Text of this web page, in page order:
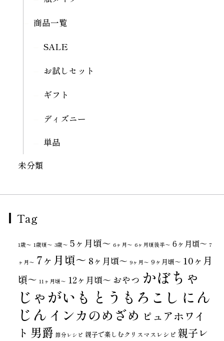
商品一覧
SALE
お試しセット
ギフト
ディズニー
単品
未分類
Tag
1歳〜 1歳頃～ 3歳〜 5ヶ月頃～ 6ヶ月〜 6ヶ月頃後半～ 6ヶ月頃～ 7
ヶ月〜 7ヶ月頃～ 8ヶ月頃～ 9ヶ月〜 9ヶ月頃～ 10ヶ月
頃～ 11ヶ月頃～ 12ヶ月頃～ おやつ かぼちゃ
じゃがいも とうもろこし にん
じん インカのめざめ ピュアホワイ
ト 男爵 節分レシピ 親子で楽しむクリスマスレシピ 親子レ